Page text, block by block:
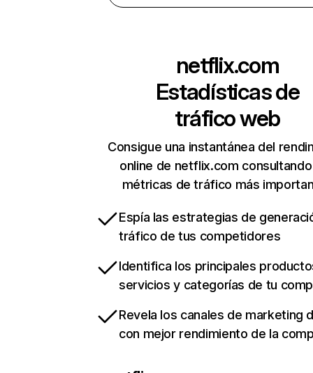
netflix.com
Estadísticas de
tráfico web
Consigue una instantánea del
online de netflix.com
métricas de tráfico más
Espía las estrategias de
tráfico de tus competidores
Identifica los principales
servicios y categorías de tu
Revela los canales de marketing
con mejor rendimiento de la